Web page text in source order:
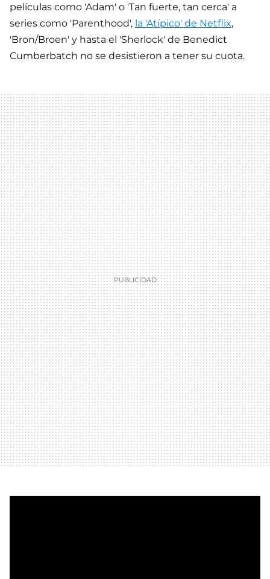
películas como 'Adam' o 'Tan fuerte, tan cerca' a
series como 'Parenthood', la 'Atípico' de Netflix,
'Bron/Broen' y hasta el 'Sherlock' de Benedict
Cumberbatch no se desistieron a tener su cuota.